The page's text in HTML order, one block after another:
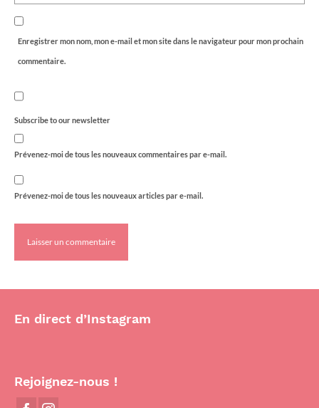
Enregistrer mon nom, mon e-mail et mon site dans le navigateur pour mon prochain
commentaire.
Subscribe to our newsletter
Prévenez-moi de tous les nouveaux commentaires par e-mail.
Prévenez-moi de tous les nouveaux articles par e-mail.
En direct d’Instagram
Rejoignez-nous !